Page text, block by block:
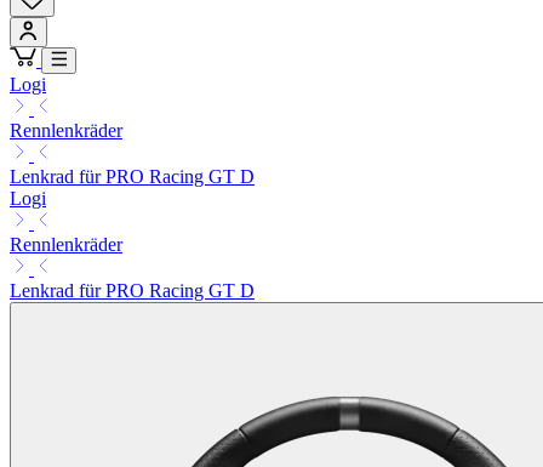
Logi
Rennlenkräder
Lenkrad für PRO Racing GT D
Logi
Rennlenkräder
Lenkrad für PRO Racing GT D